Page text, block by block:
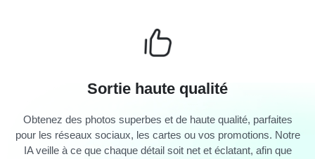
Sortie haute qualité
Obtenez des photos superbes et de haute qualité, parfaites
pour les réseaux sociaux, les cartes ou vos promotions. Notre
IA veille à ce que chaque détail soit net et éclatant, afin que